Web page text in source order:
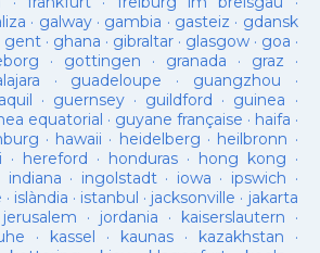
· galway· gambia · gasteiz · gdansk
gent· ghana · gibraltar· glasgow· goa ·
· gottingen · granada · graz ·
· guadeloupe · guangzhou ·
· guernsey· guildford · guinea ·
equatorial · guyane française · haifa ·
· hawaii · heidelberg · heilbronn ·
· hereford · honduras· hong kong ·
indiana · ingolstadt· iowa · ipswich ·
· islàndia · istanbul · jacksonville · jakarta
jerusalem · jordania · kaiserslautern ·
· kassel · kaunas· kazakhstan ·